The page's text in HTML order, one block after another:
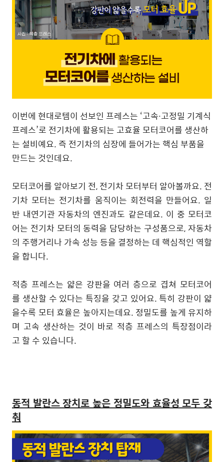
이번에 현대로템이 선보인 프레스는 ‘고속∙고정밀 기계식
프레스’로 전기차에 활용되는 고효율 모터코어를 생산하
는 설비예요. 즉 전기차의 심장에 들어가는 핵심 부품을
만드는 것인데요.
모터코어를 알아보기 전, 전기차 모터부터 알아볼까요. 전
기차 모터는 전기차를 움직이는 회전력을 만들어요. 일
반 내연기관 자동차의 엔진과도 같은데요. 이 중 모터코
어는 전기차 모터의 동력을 담당하는 구성품으로, 자동차
의 주행거리나 가속 성능 등을 결정하는 데 핵심적인 역할
을 합니다.
적층 프레스는 얇은 강판을 여러 층으로 겹쳐 모터코어
를 생산할 수 있다는 특징을 갖고 있어요. 특히 강판이 얇
을수록 모터 효율은 높아지는데요. 정밀도를 높게 유지하
며 고속 생산하는 것이 바로 적층 프레스의 특장점이라
고 할 수 있습니다.
동적 발란스 장치로 높은 정밀도와 효율성 모두 갖
춰